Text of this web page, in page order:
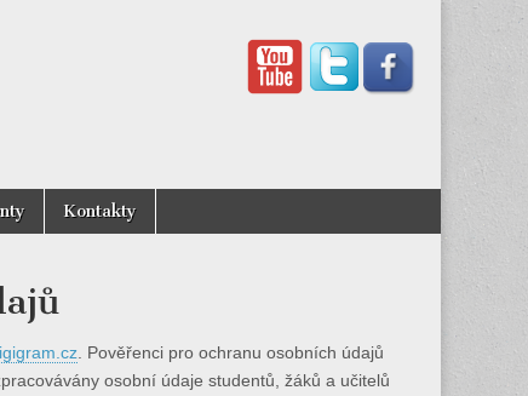
Kontakty
. Pověřenci pro ochranu osobních údajů
osobní údaje studentů, žáků a učitelů